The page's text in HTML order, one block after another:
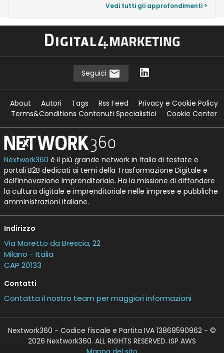
Vedi tutti gli approfondimenti >
Seguici
About Autori Tags Rss Feed
Privacy e Cookie Policy
Terms&Conditions Contenuti Specialistici
Cookie Center
Nextwork360 è il più grande network in Italia di testate e
portali B2B dedicati ai temi della Trasformazione Digitale e
dell’Innovazione Imprenditoriale. Ha la missione di diffondere
la cultura digitale e imprenditoriale nelle imprese e pubbliche
amministrazioni italiane.
Indirizzo
Via Moretto da Brescia, 22
Milano - Italia
CAP 20133
Contatti
Contatta il nostro team per maggiori informazioni
Nextwork360 - Codice fiscale e Partita IVA 13868590962 - ©
2026 Nextwork360. ALL RIGHTS RESERVED. ISP AWS